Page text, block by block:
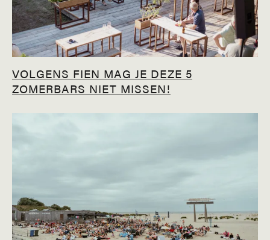
VOLGENS FIEN MAG JE DEZE 5
ZOMERBARS NIET MISSEN!